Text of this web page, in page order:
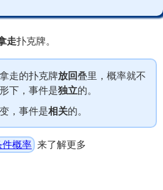
走扑克牌。
走的扑克牌放回叠里，概率就不
下，事件是独立的。
，事件是相关的。
件概率 来了解更多